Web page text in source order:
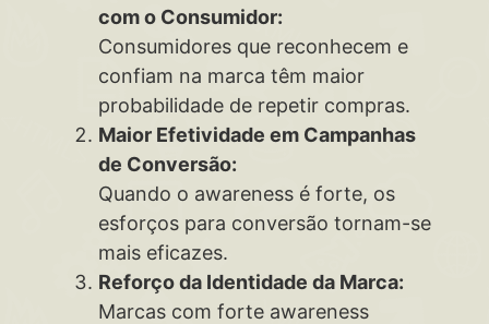
com o Consumidor:
Consumidores que reconhecem e
confiam na marca têm maior
probabilidade de repetir compras.
Maior Efetividade em Campanhas
de Conversão:
Quando o awareness é forte, os
esforços para conversão tornam-se
mais eficazes.
Reforço da Identidade da Marca:
Marcas com forte awareness